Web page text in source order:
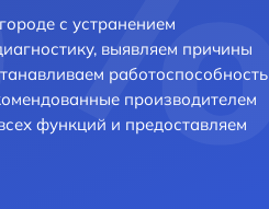
с устранением
выявляем причины
работоспособность
производителем
функций и предоставляем